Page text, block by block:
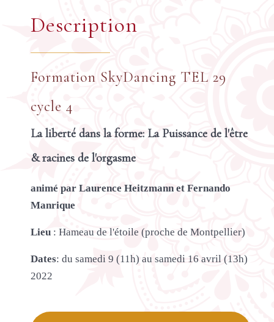
Description
Formation SkyDancing TEL 29
cycle 4
La liberté dans la forme: La Puissance de l'être
& racines de l'orgasme
animé par Laurence Heitzmann et Fernando
Manrique
Lieu: Hameau de l'étoile (proche de Montpellier)
Dates: du samedi 9 (11h) au samedi 16 avril (13h)
2022